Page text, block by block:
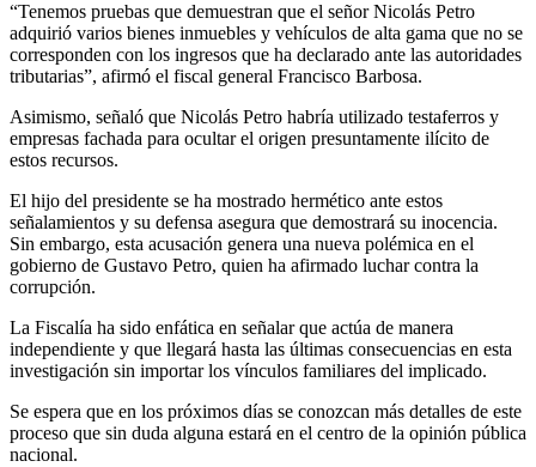
“Tenemos pruebas que demuestran que el señor Nicolás Petro
adquirió varios bienes inmuebles y vehículos de alta gama que no se
corresponden con los ingresos que ha declarado ante las autoridades
tributarias”, afirmó el fiscal general Francisco Barbosa.
Asimismo, señaló que Nicolás Petro habría utilizado testaferros y
empresas fachada para ocultar el origen presuntamente ilícito de
estos recursos.
El hijo del presidente se ha mostrado hermético ante estos
señalamientos y su defensa asegura que demostrará su inocencia.
Sin embargo, esta acusación genera una nueva polémica en el
gobierno de Gustavo Petro, quien ha afirmado luchar contra la
corrupción.
La Fiscalía ha sido enfática en señalar que actúa de manera
independiente y que llegará hasta las últimas consecuencias en esta
investigación sin importar los vínculos familiares del implicado.
Se espera que en los próximos días se conozcan más detalles de este
proceso que sin duda alguna estará en el centro de la opinión pública
nacional.